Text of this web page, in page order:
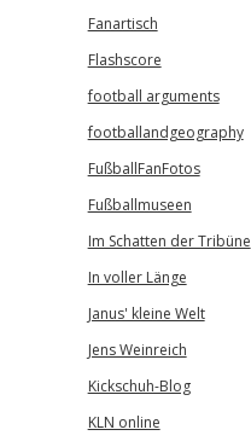
Fanartisch
Flashscore
football arguments
footballandgeography
FußballFanFotos
Fußballmuseen
Im Schatten der Tribüne
In voller Länge
Janus' kleine Welt
Jens Weinreich
Kickschuh-Blog
KLN online